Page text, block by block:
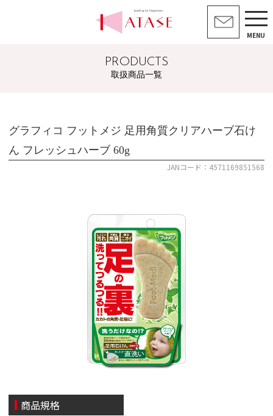
MENU
PRODUCTS
取扱商品一覧
グラフィコ フットメジ 足用角質クリアハーブ石け
ん フレッシュハーブ 60g
JANコード：4571169851568
商品規格